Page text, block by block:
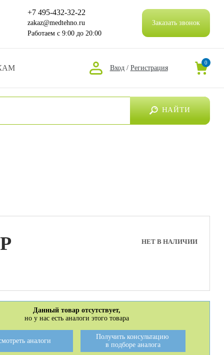
+7 495-432-32-22
zakaz@medtehno.ru
Работаем с 9:00 до 20:00
Заказать звонок
Вход / Регистрация
0
НАЙТИ
P НЕТ В НАЛИЧИИ
Данный товар отсутствует,
но у нас есть аналоги этого товара
аналоги
Получить консультацию
в подборе аналога